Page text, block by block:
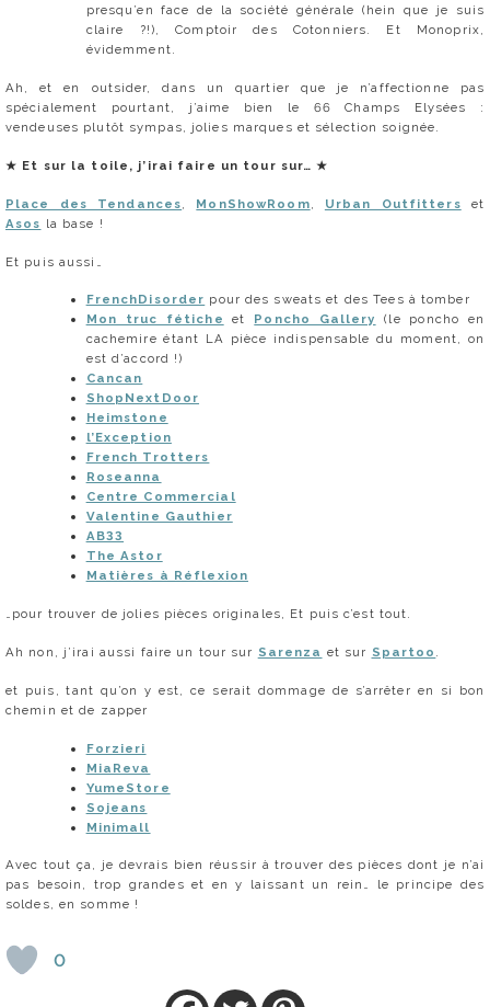
presqu’en face de la société générale (hein que je suis
claire ?!), Comptoir des Cotonniers. Et Monoprix,
évidemment.
Ah, et en outsider, dans un quartier que je n’affectionne pas
spécialement pourtant, j’aime bien le 66 Champs Elysées :
vendeuses plutôt sympas, jolies marques et sélection soignée.
★ Et sur la toile, j’irai faire un tour sur…★
Place des Tendances MonShowRoom Urban Outfitters et
Asos la base !
Et puis aussi…
FrenchDisorder pour des sweats et des Tees à tomber
Mon truc fétiche
et Poncho Gallery
(le poncho en
cachemire étant LA pièce indispensable du moment, on
est d’accord !)
Cancan
ShopNextDoor
Heimstone
l’Exception
French Trotters
Roseanna
Centre Commercial
Valentine Gauthier
AB33
The Astor
Matières à Réflexion
…pour trouver de jolies pièces originales, Et puis c’est tout.
Ah non, j’irai aussi faire un tour sur Sarenza et sur Spartoo .
et puis, tant qu’on y est, ce serait dommage de s’arrêter en si bon
chemin et de zapper
Forzieri
MiaReva
YumeStore
Sojeans
Minimall
Avec tout ça, je devrais bien réussir à trouver des pièces dont je n’ai
pas besoin, trop grandes et en y laissant un rein… le principe des
soldes, en somme !
0